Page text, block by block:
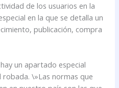
de los usuarios en la
en la que se detalla un
publicación, compra
un apartado especial
\»Las normas que